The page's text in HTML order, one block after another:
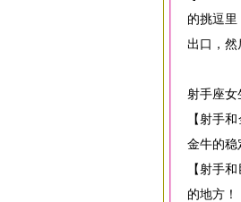
的挑逗
出口，然
射手座女
【射手
金牛的稳
【射手
的地方！